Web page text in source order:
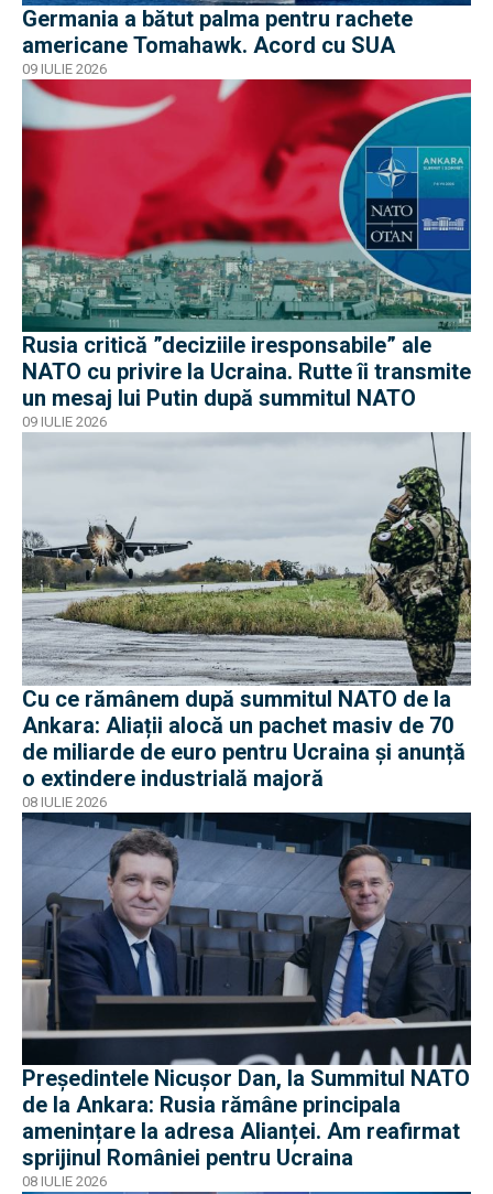
Germania a bătut palma pentru rachete
americane Tomahawk. Acord cu SUA
09 IULIE 2026
Rusia critică ”deciziile iresponsabile” ale
NATO cu privire la Ucraina. Rutte îi transmite
un mesaj lui Putin după summitul NATO
09 IULIE 2026
Cu ce rămânem după summitul NATO de la
Ankara: Aliații alocă un pachet masiv de 70
de miliarde de euro pentru Ucraina și anunță
o extindere industrială majoră
08 IULIE 2026
Președintele Nicușor Dan, la Summitul NATO
de la Ankara: Rusia rămâne principala
amenințare la adresa Alianței. Am reafirmat
sprijinul României pentru Ucraina
08 IULIE 2026